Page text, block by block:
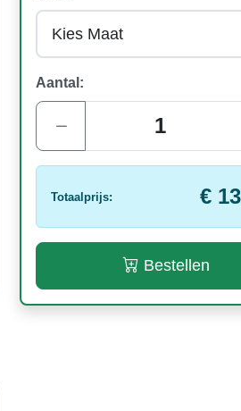
Aantal:
Totaalprijs: €
Bestellen